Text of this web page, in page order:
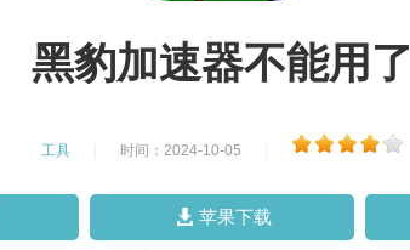
黑豹加速器不能用了
工具 时间：2024-10-05
苹果下载